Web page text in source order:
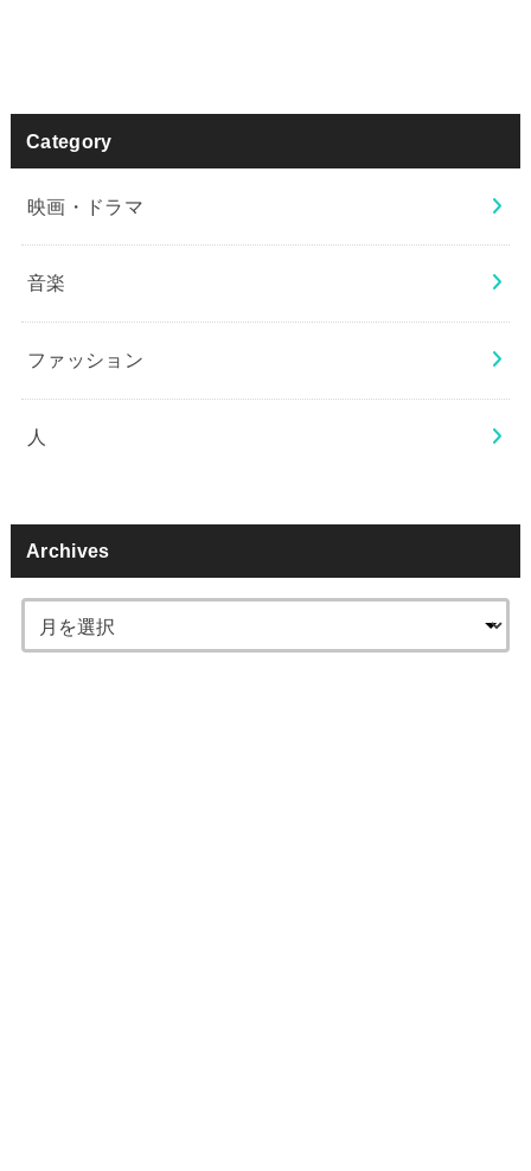
Category
映画・ドラマ
音楽
ファッション
人
Archives